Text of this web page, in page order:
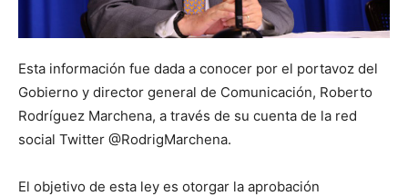
Esta información fue dada a conocer por el portavoz del
Gobierno y director general de Comunicación, Roberto
Rodríguez Marchena, a través de su cuenta de la red
social Twitter @RodrigMarchena.
El objetivo de esta ley es otorgar la aprobación